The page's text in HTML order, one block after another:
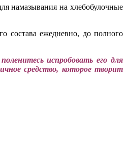
намазывания на хлебобулочные
состава ежедневно, до полного
испробовать его для
средство, которое творит